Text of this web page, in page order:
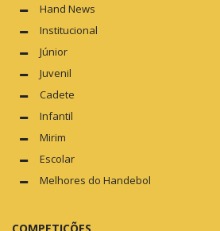
Hand News
Institucional
Júnior
Juvenil
Cadete
Infantil
Mirim
Escolar
Melhores do Handebol